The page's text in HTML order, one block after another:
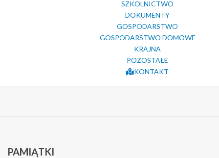
SZKOLNICTWO
DOKUMENTY
GOSPODARSTWO
GOSPODARSTWO DOMOWE
KRAJNA
POZOSTAŁE
KONTAKT
PAMIĄTKI